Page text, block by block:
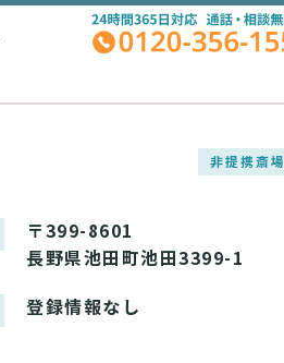
非提携斎場
〒399-8601
長野県池田町池田3399-1
登録情報なし